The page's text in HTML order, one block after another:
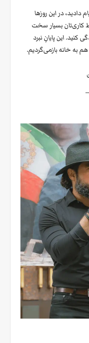
دادید، در این روزها
کاری‌تان بسیار سخت
کنید. این پایانِ نبرد
هم به خانه بازمی‌گردیم.